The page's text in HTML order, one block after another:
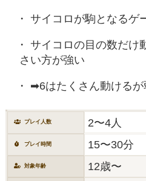
サイコロが駒となるゲ
サイコロの目の数だけ
さい方が強い
➡︎6はたくさん動けるが
プレイ人数 2〜4人
プレイ時間 15〜30分
対象年齢 12歳〜